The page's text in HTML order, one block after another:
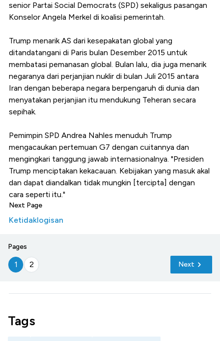
senior Partai Social Democrats (SPD) sekaligus pasangan
Konselor Angela Merkel di koalisi pemerintah.
Trump menarik AS dari kesepakatan global yang
ditandatangani di Paris bulan Desember 2015 untuk
membatasi pemanasan global. Bulan lalu, dia juga menarik
negaranya dari perjanjian nuklir di bulan Juli 2015 antara
Iran dengan beberapa negara berpengaruh di dunia dan
menyatakan perjanjian itu mendukung Teheran secara
sepihak.
Pemimpin SPD Andrea Nahles menuduh Trump
mengacaukan pertemuan G7 dengan cuitannya dan
mengingkari tanggung jawab internasionalnya. "Presiden
Trump menciptakan kekacauan. Kebijakan yang masuk akal
dan dapat diandalkan tidak mungkin [tercipta] dengan
cara seperti itu."
Next Page
Ketidaklogisan
Pages
1 2 Next
Tags